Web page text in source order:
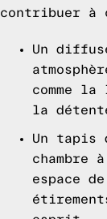
contribuer à
Un
comme
la
Un tapis
chambre
espace